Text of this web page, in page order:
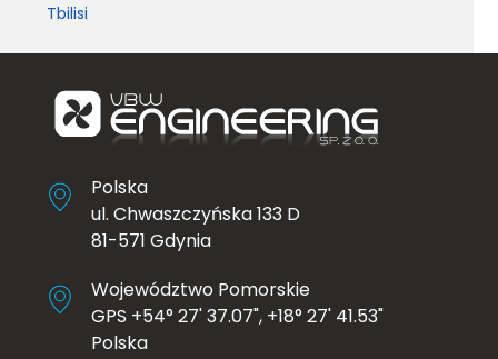
Tbilisi
Polska
ul. Chwaszczyńska 133 D
81-571 Gdynia
Województwo Pomorskie
GPS +54° 27' 37.07", +18° 27' 41.53"
Polska